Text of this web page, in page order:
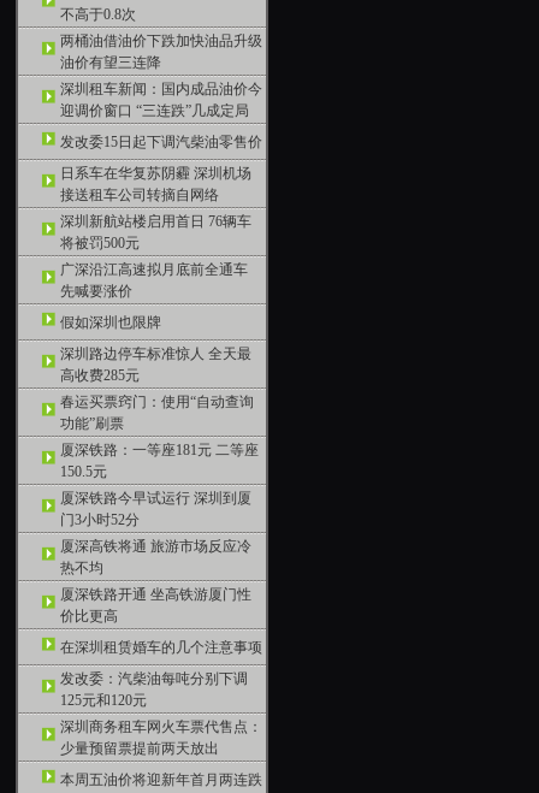
不高于0.8次
两桶油借油价下跌加快油品升级
油价有望三连降
深圳租车新闻：国内成品油价今
迎调价窗口 “三连跌”几成定局
发改委15日起下调汽柴油零售价
日系车在华复苏阴霾 深圳机场
接送租车公司转摘自网络
深圳新航站楼启用首日 76辆车
将被罚500元
广深沿江高速拟月底前全通车
先喊要涨价
假如深圳也限牌
深圳路边停车标准惊人 全天最
高收费285元
春运买票窍门：使用“自动查询
功能”刷票
厦深铁路：一等座181元 二等座
150.5元
厦深铁路今早试运行 深圳到厦
门3小时52分
厦深高铁将通 旅游市场反应冷
热不均
厦深铁路开通 坐高铁游厦门性
价比更高
在深圳租赁婚车的几个注意事项
发改委：汽柴油每吨分别下调
125元和120元
深圳商务租车网火车票代售点：
少量预留票提前两天放出
本周五油价将迎新年首月两连跌